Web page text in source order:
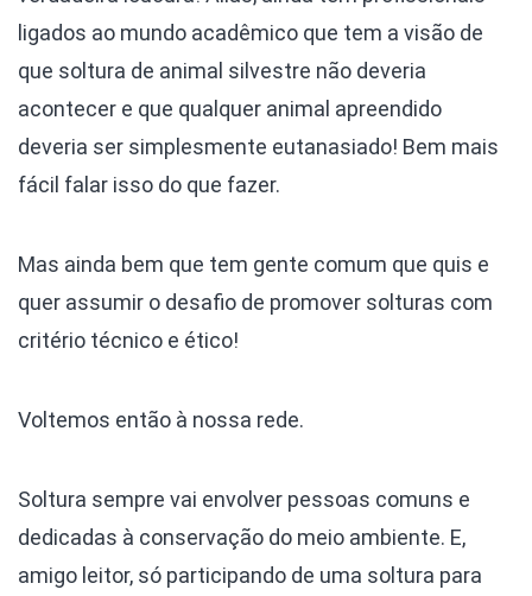
ligados ao mundo acadêmico que tem a visão de
que soltura de animal silvestre não deveria
acontecer e que qualquer animal apreendido
deveria ser simplesmente eutanasiado! Bem mais
fácil falar isso do que fazer.
Mas ainda bem que tem gente comum que quis e
quer assumir o desafio de promover solturas com
critério técnico e ético!
Voltemos então à nossa rede.
Soltura sempre vai envolver pessoas comuns e
dedicadas à conservação do meio ambiente. E,
amigo leitor, só participando de uma soltura para